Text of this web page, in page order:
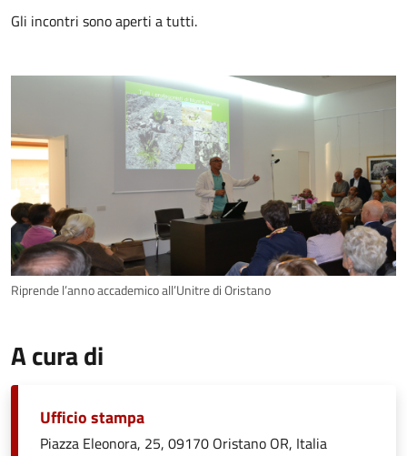
Gli incontri sono aperti a tutti.
Riprende l’anno accademico all’Unitre di Oristano
A cura di
Ufficio stampa
Piazza Eleonora, 25, 09170 Oristano OR, Italia